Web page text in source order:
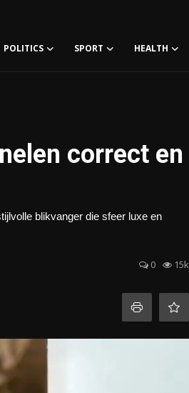
POLITICS SPORT HEALTH
correct en
blikvanger die sfeer luxe en
0 15k